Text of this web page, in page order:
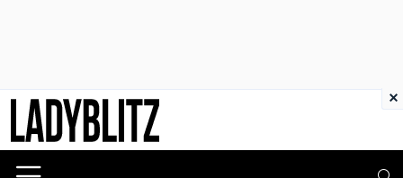
×